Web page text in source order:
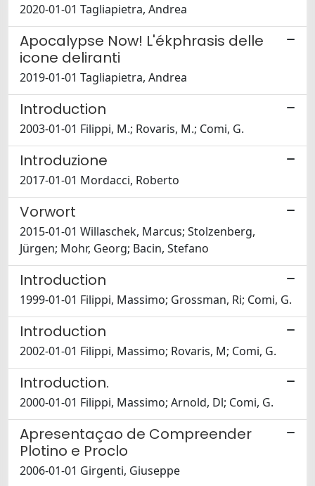
2020-01-01 Tagliapietra, Andrea
Apocalypse Now! L'ékphrasis delle
icone deliranti
2019-01-01 Tagliapietra, Andrea
Introduction
2003-01-01 Filippi, M.; Rovaris, M.; Comi, G.
Introduzione
2017-01-01 Mordacci, Roberto
Vorwort
2015-01-01 Willaschek, Marcus; Stolzenberg,
Jürgen; Mohr, Georg; Bacin, Stefano
Introduction
1999-01-01 Filippi, Massimo; Grossman, Ri; Comi, G.
Introduction
2002-01-01 Filippi, Massimo; Rovaris, M; Comi, G.
Introduction.
2000-01-01 Filippi, Massimo; Arnold, Dl; Comi, G.
Apresentaçao de Compreender
Plotino e Proclo
2006-01-01 Girgenti, Giuseppe